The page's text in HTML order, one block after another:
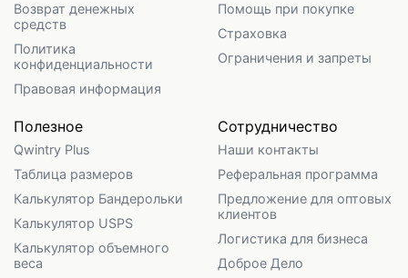
Возврат денежных
средств
Политика
конфиденциальности
Правовая информация
Помощь при покупке
Страховка
Ограничения и запреты
Полезное
Qwintry Plus
Таблица размеров
Калькулятор Бандерольки
Калькулятор USPS
Калькулятор объемного
веса
Сотрудничество
Наши контакты
Реферальная программа
Предложение для оптовых
клиентов
Логистика для бизнеса
Доброе Дело